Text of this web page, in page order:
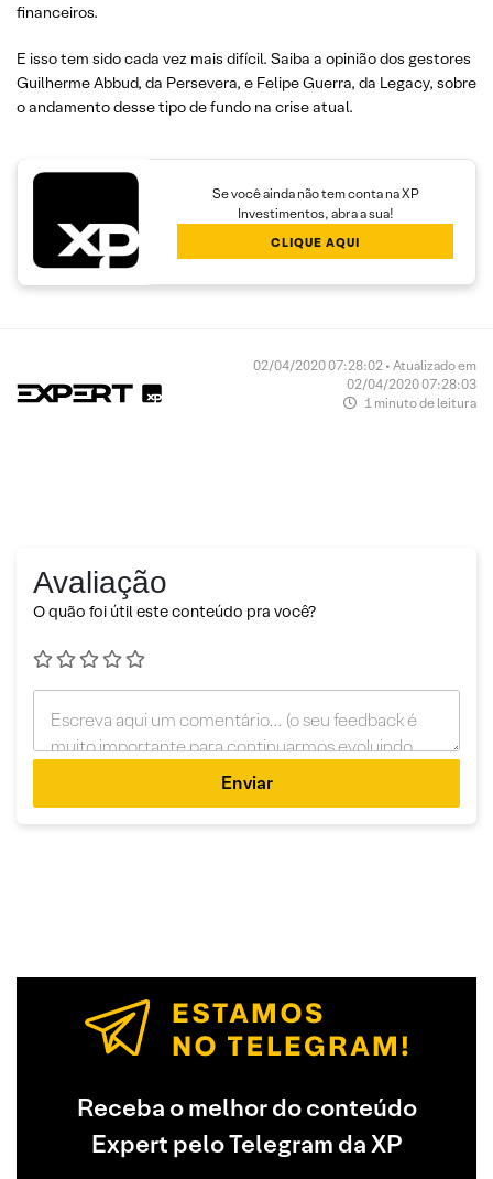
financeiros.
E isso tem sido cada vez mais difícil. Saiba a opinião dos gestores
Guilherme Abbud, da Persevera, e Felipe Guerra, da Legacy, sobre
o andamento desse tipo de fundo na crise atual.
Se você ainda não tem conta na XP
Investimentos, abra a sua!
CLIQUE AQUI
02/04/2020 07:28:02 • Atualizado em
02/04/2020 07:28:03
1 minuto de leitura
Avaliação
O quão foi útil este conteúdo pra você?
Enviar
Receba o melhor do conteúdo
Expert pelo Telegram da XP